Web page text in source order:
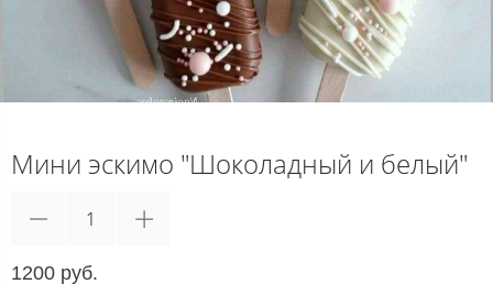
Мини эскимо "Шоколадный и белый"
1200 руб.